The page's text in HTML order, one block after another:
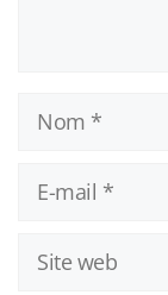
mail
Site
web